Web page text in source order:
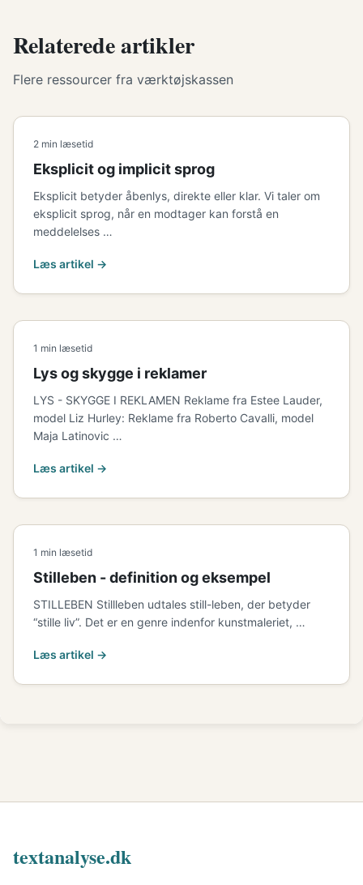
Relaterede artikler
Flere ressourcer fra værktøjskassen
2 min læsetid
Eksplicit og implicit sprog
Eksplicit betyder åbenlys, direkte eller klar. Vi taler om
eksplicit sprog, når en modtager kan forstå en
meddelelses …
Læs artikel →
1 min læsetid
Lys og skygge i reklamer
LYS - SKYGGE I REKLAMEN Reklame fra Estee Lauder,
model Liz Hurley: Reklame fra Roberto Cavalli, model
Maja Latinovic …
Læs artikel →
1 min læsetid
Stilleben - definition og eksempel
STILLEBEN Stillleben udtales still-leben, der betyder
“stille liv”. Det er en genre indenfor kunstmaleriet, …
Læs artikel →
textanalyse.dk